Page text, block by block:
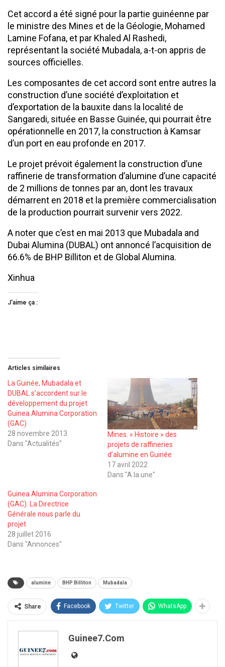
Cet accord a été signé pour la partie guinéenne par
le ministre des Mines et de la Géologie, Mohamed
Lamine Fofana, et par Khaled Al Rashedi,
représentant la société Mubadala, a-t-on appris de
sources officielles.
Les composantes de cet accord sont entre autres la
construction d’une société d’exploitation et
d’exportation de la bauxite dans la localité de
Sangaredi, située en Basse Guinée, qui pourrait être
opérationnelle en 2017, la construction à Kamsar
d’un port en eau profonde en 2017.
Le projet prévoit également la construction d’une
raffinerie de transformation d’alumine d’une capacité
de 2 millions de tonnes par an, dont les travaux
démarrent en 2018 et la première commercialisation
de la production pourrait survenir vers 2022.
A noter que c’est en mai 2013 que Mubadala and
Dubai Alumina (DUBAL) ont annoncé l’acquisition de
66.6% de BHP Billiton et de Global Alumina.
Xinhua
J’aime ça :
Articles similaires
La Guinée, Mubadala et
DUBAL s’accordent sur le
développement du projet
Guinea Alumina Corporation
(GAC)
28 novembre 2013
Dans "Actualités"
Mines. « Histoire » des
projets de raffineries
d’alumine en Guinée
17 avril 2022
Dans "A la une"
Guinea Alumina Corporation
(GAC): La Directrice
Générale nous parle du
projet
28 juillet 2016
Dans "Annonces"
alumine BHP Billiton Mubadala
Share Facebook Twitter WhatsApp
Guinee7.com